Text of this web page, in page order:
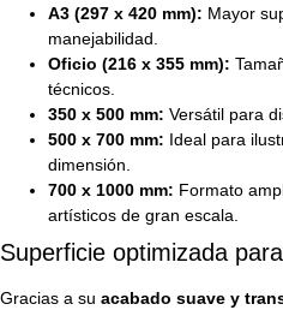
A3 (297 x 420 mm): Mayor
manejabilidad.
Oficio (216 x 355 mm):
técnicos.
350 x 500 mm: Versátil para
500 x 700 mm: Ideal para
dimensión.
700 x 1000 mm: Formato
artísticos de gran escala.
Superficie optimizada
Gracias a su acabado suave y